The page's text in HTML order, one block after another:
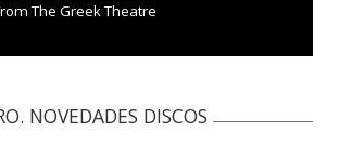
The Greek Theatre
NOVEDADES DISCOS